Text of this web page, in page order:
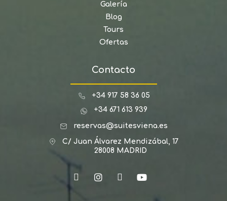
Galería
Blog
Tours
Ofertas
Contacto
+34 917 58 36 05
+34 671 613 939
reservas@suitesviena.es
C/ Juan Álvarez Mendizábal, 17
28008 MADRID